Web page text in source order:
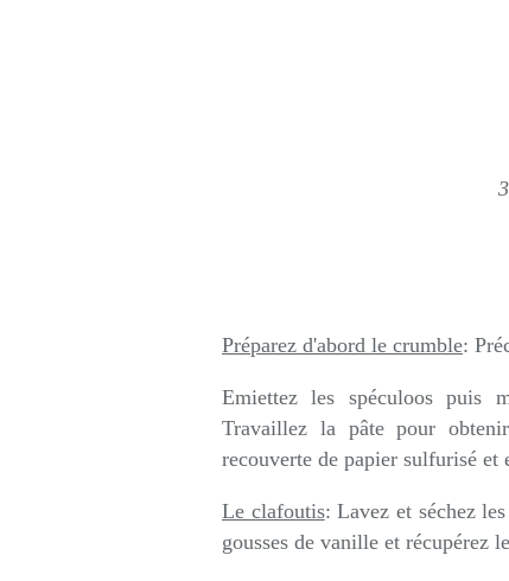
Préparez d'abord le crumble:
Emiettez les spéculoos puis
Travaillez la pâte pour
recouverte de papier sulfurisé et
Le clafoutis: Lavez et séchez
gousses de vanille et récupérez